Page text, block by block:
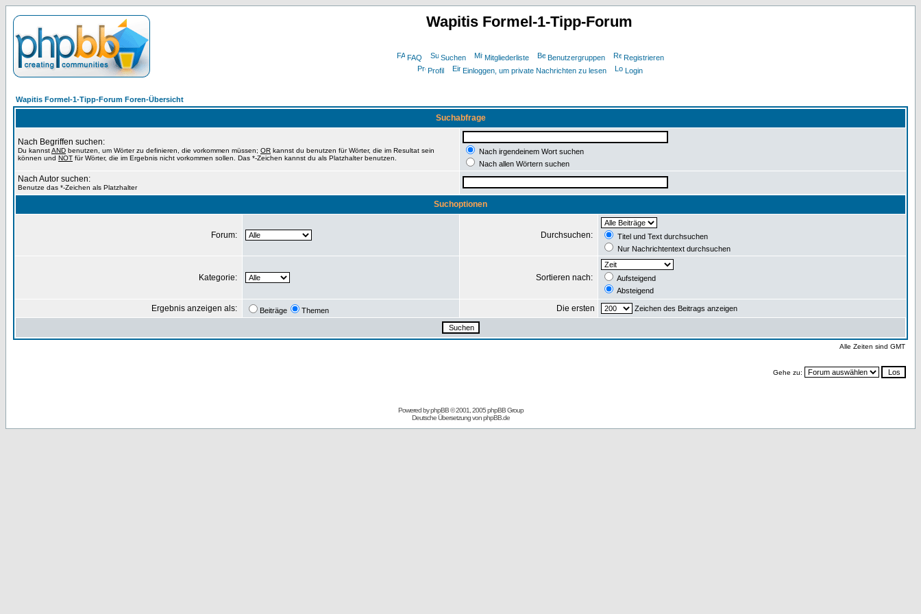
Wapitis Formel-1-Tipp-Forum
FAQ Suchen Mitgliederliste Benutzergruppen
Registrieren
Profil
Einloggen, um private Nachrichten zu lesen Login
Wapitis Formel-1-Tipp-Forum Foren-Übersicht
Suchabfrage
Nach Begriffen suchen:
Du kannstAND benutzen, um Wörter zu definieren, die vorkommen müssen; OR kannst du benutzen für Wörter, die im Resultat sein
können und NOT für Wörter, die im Ergebnis nicht vorkommen sollen. Das *-Zeichen kannst du als Platzhalter benutzen.
Nach irgendeinem Wort suchen
Nach allen Wörtern suchen
Nach Autor suchen:
Benutze das *-Zeichen als Platzhalter
Suchoptionen
Forum: Durchsuchen:
Titel und Text durchsuchen
Nur Nachrichtentext durchsuchen
Kategorie: Sortieren nach:
Aufsteigend
Absteigend
Ergebnis anzeigen als: Beiträge Themen Die ersten Zeichen des Beitrags anzeigen
Alle Zeiten sind GMT
Gehe zu:
Powered byphpBB© 2001, 2005 phpBB Group
Deutsche Übersetzung vonphpBB.de